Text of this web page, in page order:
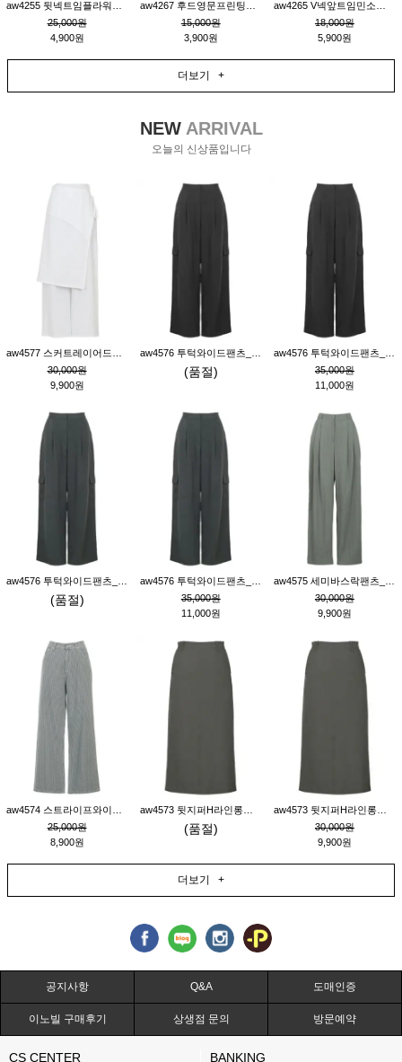
25,000원
4,900원
15,000원
3,900원
18,000원
5,900원
더보기 +
NEWARRIVAL
오늘의 신상품입니다
30,000원
9,900원
(품절)
35,000원
11,000원
(품절)
35,000원
11,000원
30,000원
9,900원
25,000원
8,900원
(품절)
30,000원
9,900원
더보기 +
공지사항 Q&A 도매인증
이노빌 구매후기 상생점 문의 방문예약
CS CENTER BANKING